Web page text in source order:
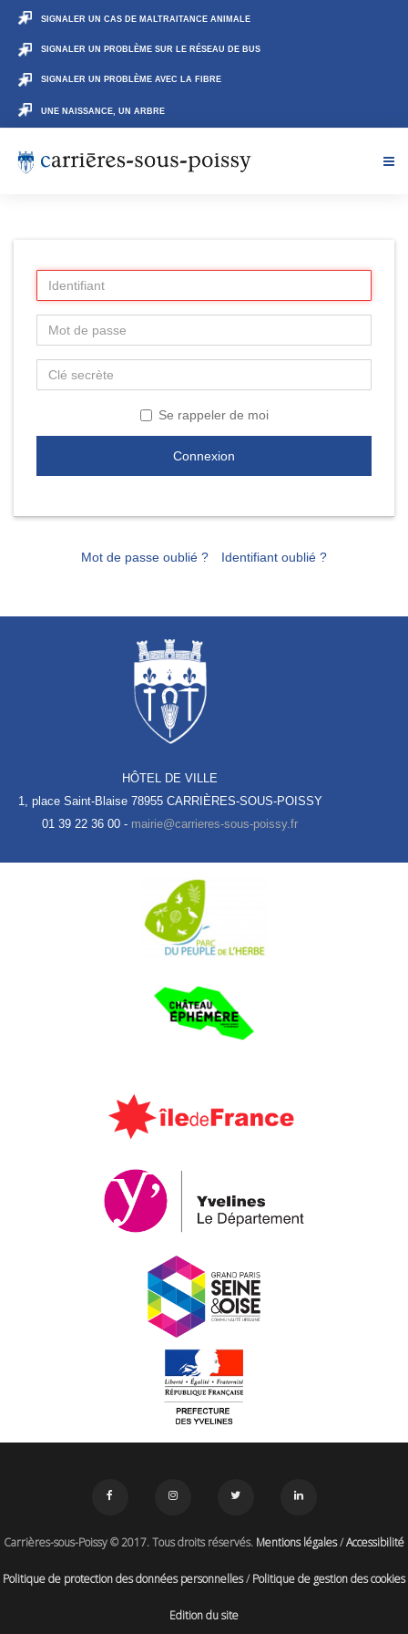
SIGNALER UN CAS DE MALTRAITANCE ANIMALE
SIGNALER UN PROBLÈME SUR LE RÉSEAU DE BUS
SIGNALER UN PROBLÈME AVEC LA FIBRE
UNE NAISSANCE, UN ARBRE
Se rappeler de moi
Connexion
Mot de passe oublié ? Identifiant oublié ?
HÔTEL DE VILLE
1, place Saint-Blaise 78955 CARRIÈRES-SOUS-POISSY
01 39 22 36 00 -
Carrières-sous-Poissy © 2017. Tous droits réservés. Mentions légales/Accessibilité
Politique de protection des données personnelles/Politique de gestion des cookies
Edition du site